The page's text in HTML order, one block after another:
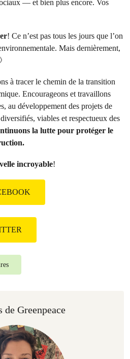
— et bien plus encore. Vos
! Ce n’est pas tous les jours que l’on
Mais dernièrement,
à tracer le chemin de la transition
Encourageons et travaillons
au développement des projets de
viables et respectueux des
la lutte pour protéger le
incroyable!
de Greenpeace